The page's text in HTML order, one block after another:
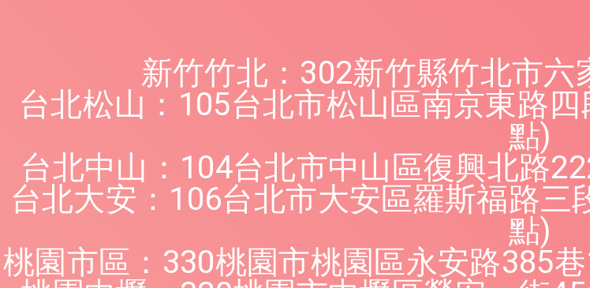
新竹竹北：302新竹縣竹北市
台北松山：105台北市松山區南京東路
點)
台北中山：104台北市中山區復興北路
台北大安：106台北市大安區羅斯福路
點)
桃園市區：330桃園市桃園區永安路385